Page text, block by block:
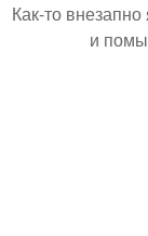
Как-то
и